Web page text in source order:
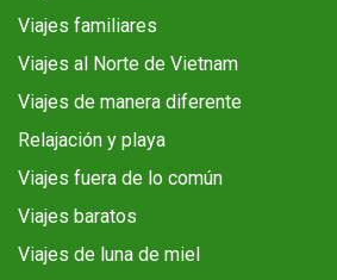
Viajes familiares
Viajes al Norte de Vietnam
Viajes de manera diferente
Relajación y playa
Viajes fuera de lo común
Viajes baratos
Viajes de luna de miel